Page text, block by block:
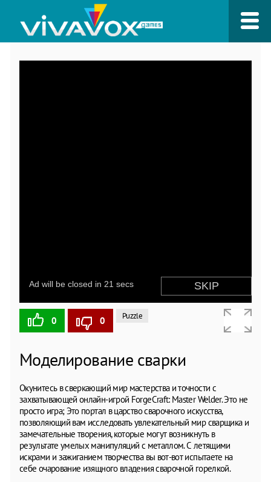
0 0 Puzzle
Моделирование сварки
Окунитесь в сверкающий мир мастерства и точности с
захватывающей онлайн-игрой ForgeCraft: Master Welder. Это не
просто игра; Это портал в царство сварочного искусства,
позволяющий вам исследовать увлекательный мир сварщика и
замечательные творения, которые могут возникнуть в
результате умелых манипуляций с металлом. С летящими
искрами и зажиганием творчества вы вот-вот испытаете на
себе очарование изящного владения сварочной горелкой.